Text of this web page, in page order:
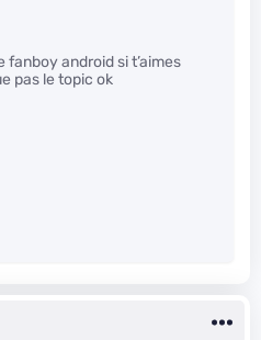
fanboy android si t’aimes
pas le topic ok